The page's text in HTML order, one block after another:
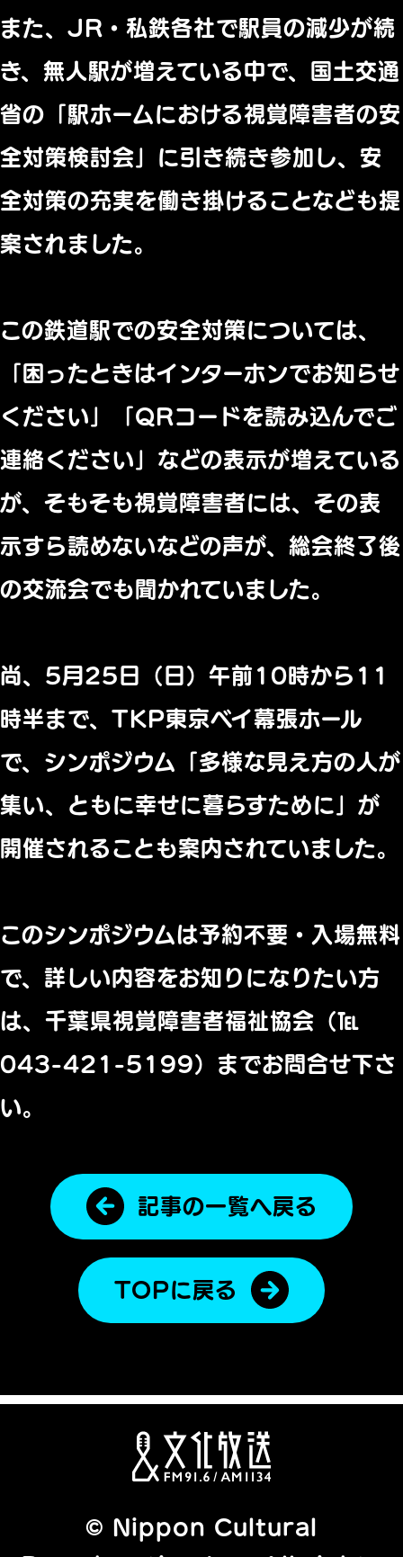
また、JR・私鉄各社で駅員の減少が続
き、無人駅が増えている中で、国土交通
省の「駅ホームにおける視覚障害者の安
全対策検討会」に引き続き参加し、安
全対策の充実を働き掛けることなども提
案されました。
この鉄道駅での安全対策については、
「困ったときはインターホンでお知らせ
ください」「QRコードを読み込んでご
連絡ください」などの表示が増えている
が、そもそも視覚障害者には、その表
示すら読めないなどの声が、総会終了後
の交流会でも聞かれていました。
尚、5月25日（日）午前10時から11
時半まで、TKP東京ベイ幕張ホール
で、シンポジウム「多様な見え方の人が
集い、ともに幸せに暮らすために」が
開催されることも案内されていました。
このシンポジウムは予約不要・入場無料
で、詳しい内容をお知りになりたい方
は、千葉県視覚障害者福祉協会（℡
043-421-5199）までお問合せ下さ
い。
記事の一覧へ戻る
TOPに戻る
© Nippon Cultural